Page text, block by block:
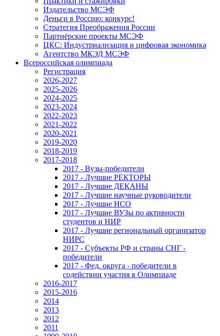
Издательство МСЭФ
Деньги в Россию: конкурс!
Стратегия Преображения России
Партнёрские проекты МСЭФ
ЦКС: Индустриализация и цифровая экономика
Агентство МКЭД МСЭФ
Всероссийская олимпиада
Регистрация
2026-2027
2025-2026
2024-2025
2023-2024
2022-2023
2021-2022
2020-2021
2019-2020
2018-2019
2017-2018
2017 - Вузы-победители
2017 - Лучшие РЕКТОРЫ
2017 - Лучшие ДЕКАНЫ
2017 - Лучшие научные руководители
2017 - Лучшие НСО
2017 - Лучшие ВУЗы по активности
студентов и НИР
2017 - Лучшие региональный организатор
НИРС
2017 - Субъекты РФ и страны СНГ -
победители
2017 - Фед. округа - победители в
содействии участия в Олимпиаде
2016-2017
2015-2016
2014
2013
2012
2011